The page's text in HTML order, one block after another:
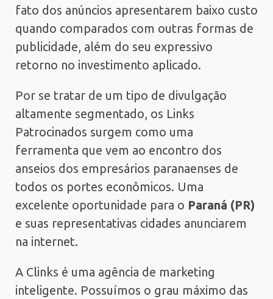
fato dos anúncios apresentarem baixo custo
quando comparados com outras formas de
publicidade, além do seu expressivo
retorno no investimento aplicado.
Por se tratar de um tipo de divulgação
altamente segmentado, os Links
Patrocinados surgem como uma
ferramenta que vem ao encontro dos
anseios dos empresários paranaenses de
todos os portes econômicos. Uma
excelente oportunidade para o Paraná (PR)
e suas representativas cidades anunciarem
na internet.
A Clinks é uma agência de marketing
inteligente. Possuímos o grau máximo das